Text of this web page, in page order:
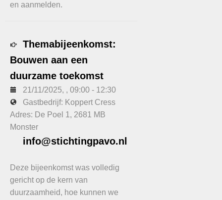
en aanmelden.
Themabijeenkomst:
Bouwen aan een
duurzame toekomst
21/11/2025, , 09:00 - 12:30
Gastbedrijf: Koppert Cress
Adres: De Poel 1, 2681 MB
Monster
info@stichtingpavo.nl
Deze bijeenkomst was volledig
gericht op de kern van
duurzaamheid, hoe kunnen we